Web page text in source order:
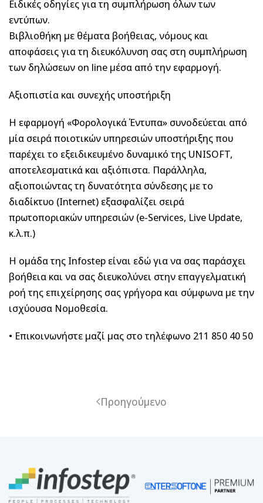
Ειδικές οδηγίες για τη συμπλήρωση όλων των
εντύπων.
Βιβλιοθήκη με θέματα βοήθειας, νόμους και
αποφάσεις για τη διευκόλυνση σας στη συμπλήρωση
των δηλώσεων on line μέσα από την εφαρμογή.
Αξιοπιστία και συνεχής υποστήριξη
Η εφαρμογή «Φορολογικά Έντυπα» συνοδεύεται από
μία σειρά ποιοτικών υπηρεσιών υποστήριξης που
παρέχει το εξειδικευμένο δυναμικό της UNISOFT,
αποτελεσματικά και αξιόπιστα. Παράλληλα,
αξιοποιώντας τη δυνατότητα σύνδεσης με το
διαδίκτυο (Internet) εξασφαλίζει σειρά
πρωτοποριακών υπηρεσιών (e-Services, Live Update,
κ.λ.π.)
H ομάδα της Infostep είναι εδώ για να σας παράσχει
βοήθεια και να σας διευκολύνει στην επαγγελματική
ροή της επιχείρησης σας γρήγορα και σύμφωνα με την
ισχύουσα Νομοθεσία.
• Επικοινωνήστε μαζί μας στο τηλέφωνο 211 850 40 50
Προηγούμενο